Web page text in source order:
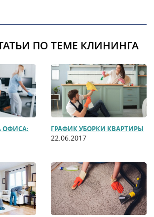
ПО ТЕМЕ КЛИНИНГА
ОФИСА:
ГРАФИК УБОРКИ КВАРТИРЫ
22.06.2017